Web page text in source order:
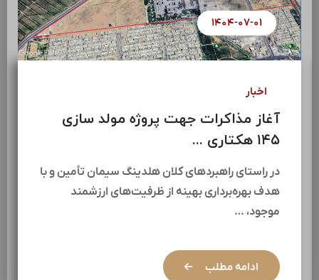
۱۴۰۴-۰۷-۰۱
اخبار
آغاز مذاکرات جهت پروژه مولد سازی
۱۴۵ هکتاری ...
در راستای راهبردهای کلان هلدینگ سیمان تأمین و با
هدف بهره‌برداری بهینه از ظرفیت‌های ارزشمند
موجود، …
ادامه مطلب